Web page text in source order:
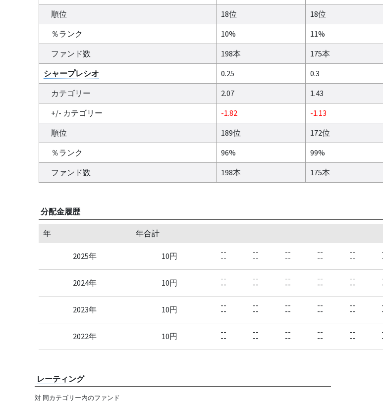
順位
18位 18位
％ランク
10% 11%
ファンド数
198本 175本
シャープレシオ
0.25 0.3
カテゴリー
2.07 1.43
+/- カテゴリー
-1.82 -1.13
順位
189位 172位
％ランク
96% 99%
ファンド数
198本 175本
分配金履歴
年 年合計
2025年 10円 --
--
--
--
--
--
--
--
--
--
2024年 10円 --
--
--
--
--
--
--
--
--
--
2023年 10円 --
--
--
--
--
--
--
--
--
--
2022年 10円 --
--
--
--
--
--
--
--
--
--
レーティング
対 同カテゴリー内のファンド